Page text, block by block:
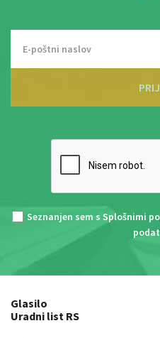
Seznanjen sem s Splošnimi
Glasilo
Uradni list RS